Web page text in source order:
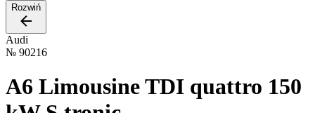
Rozwiń
Audi
№ 90216
A6 Limousine TDI quattro 150